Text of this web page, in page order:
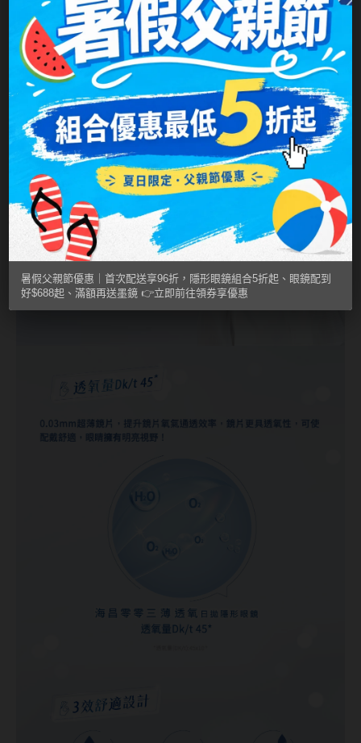
ReVIA蕾美
EverColor艾薇卡
Pony Pallet魔彩盤
CRYSTE晶瞳
DECORATIVE視妝美
SAMI佐美
PienAge
T-Garden CRUUM
T-Garden Loveil
韓國隱眼品牌
CLB Color波斯霓彩
隱眼濕潤液
硬式專用藥水
暑假父親節優惠｜首次配送享96折，隱形眼鏡組合5折起、眼鏡配到
好$688起、滿額再送墨鏡 👉立即前往領券享優惠